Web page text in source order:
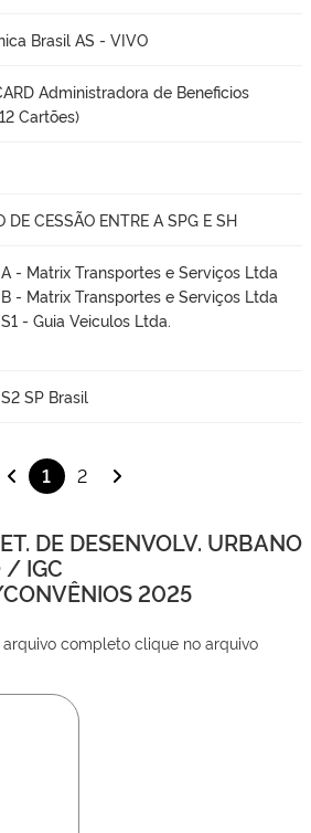
Brasil AS - VIVO
Administradora de Beneficios
Cartões)
DE CESSÃO ENTRE A SPG E SH
- Matrix Transportes e Serviços Ltda
- Matrix Transportes e Serviços Ltda
- Guia Veiculos Ltda.
SP Brasil
1 2
DE DESENVOLV. URBANO
/ IGC
2025
completo clique no arquivo